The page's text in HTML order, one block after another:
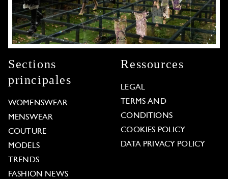
Sections
principales
WOMENSWEAR
MENSWEAR
COUTURE
MODELS
TRENDS
FASHION NEWS
Ressources
LEGAL
TERMS AND
CONDITIONS
COOKIES POLICY
DATA PRIVACY POLICY